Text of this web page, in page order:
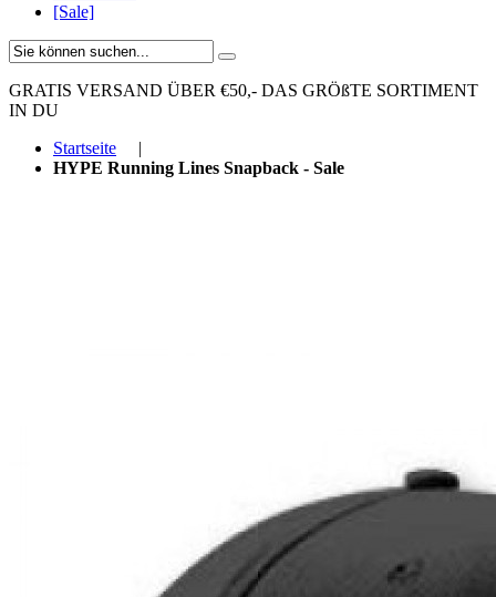
[Sale]
GRATIS VERSAND ÜBER €50,- DAS GRÖßTE SORTIMENT
IN DU
Startseite
|
HYPE Running Lines Snapback - Sale